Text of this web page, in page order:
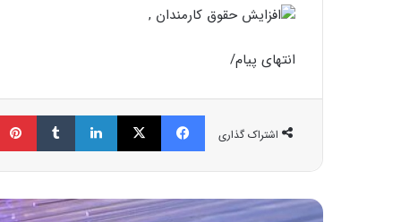
انتهای پیام/
اشتراک گذاری
فیسبوک ایکس لینکداین تامبلر